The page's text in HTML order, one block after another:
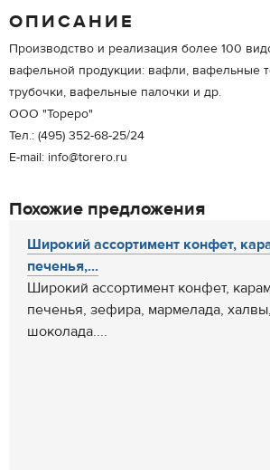
ОПИСАНИЕ
Производство и реализация более 100
вафельной продукции: вафли, вафельные
трубочки, вафельные палочки и др.
ООО "Тореро"
Тел.: (495) 352-68-25/24
E-mail: info@torero.ru
Похожие предложения
Широкий ассортимент конфет,
печенья,...
Широкий ассортимент конфет,
печенья, зефира, мармелада,
шоколада....